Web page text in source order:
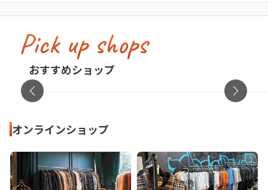
Pick up shops
おすすめショップ
古着屋no pain no gain(ノーペインノーゲ
イン)
東京都・渋谷区
オンラインショップ